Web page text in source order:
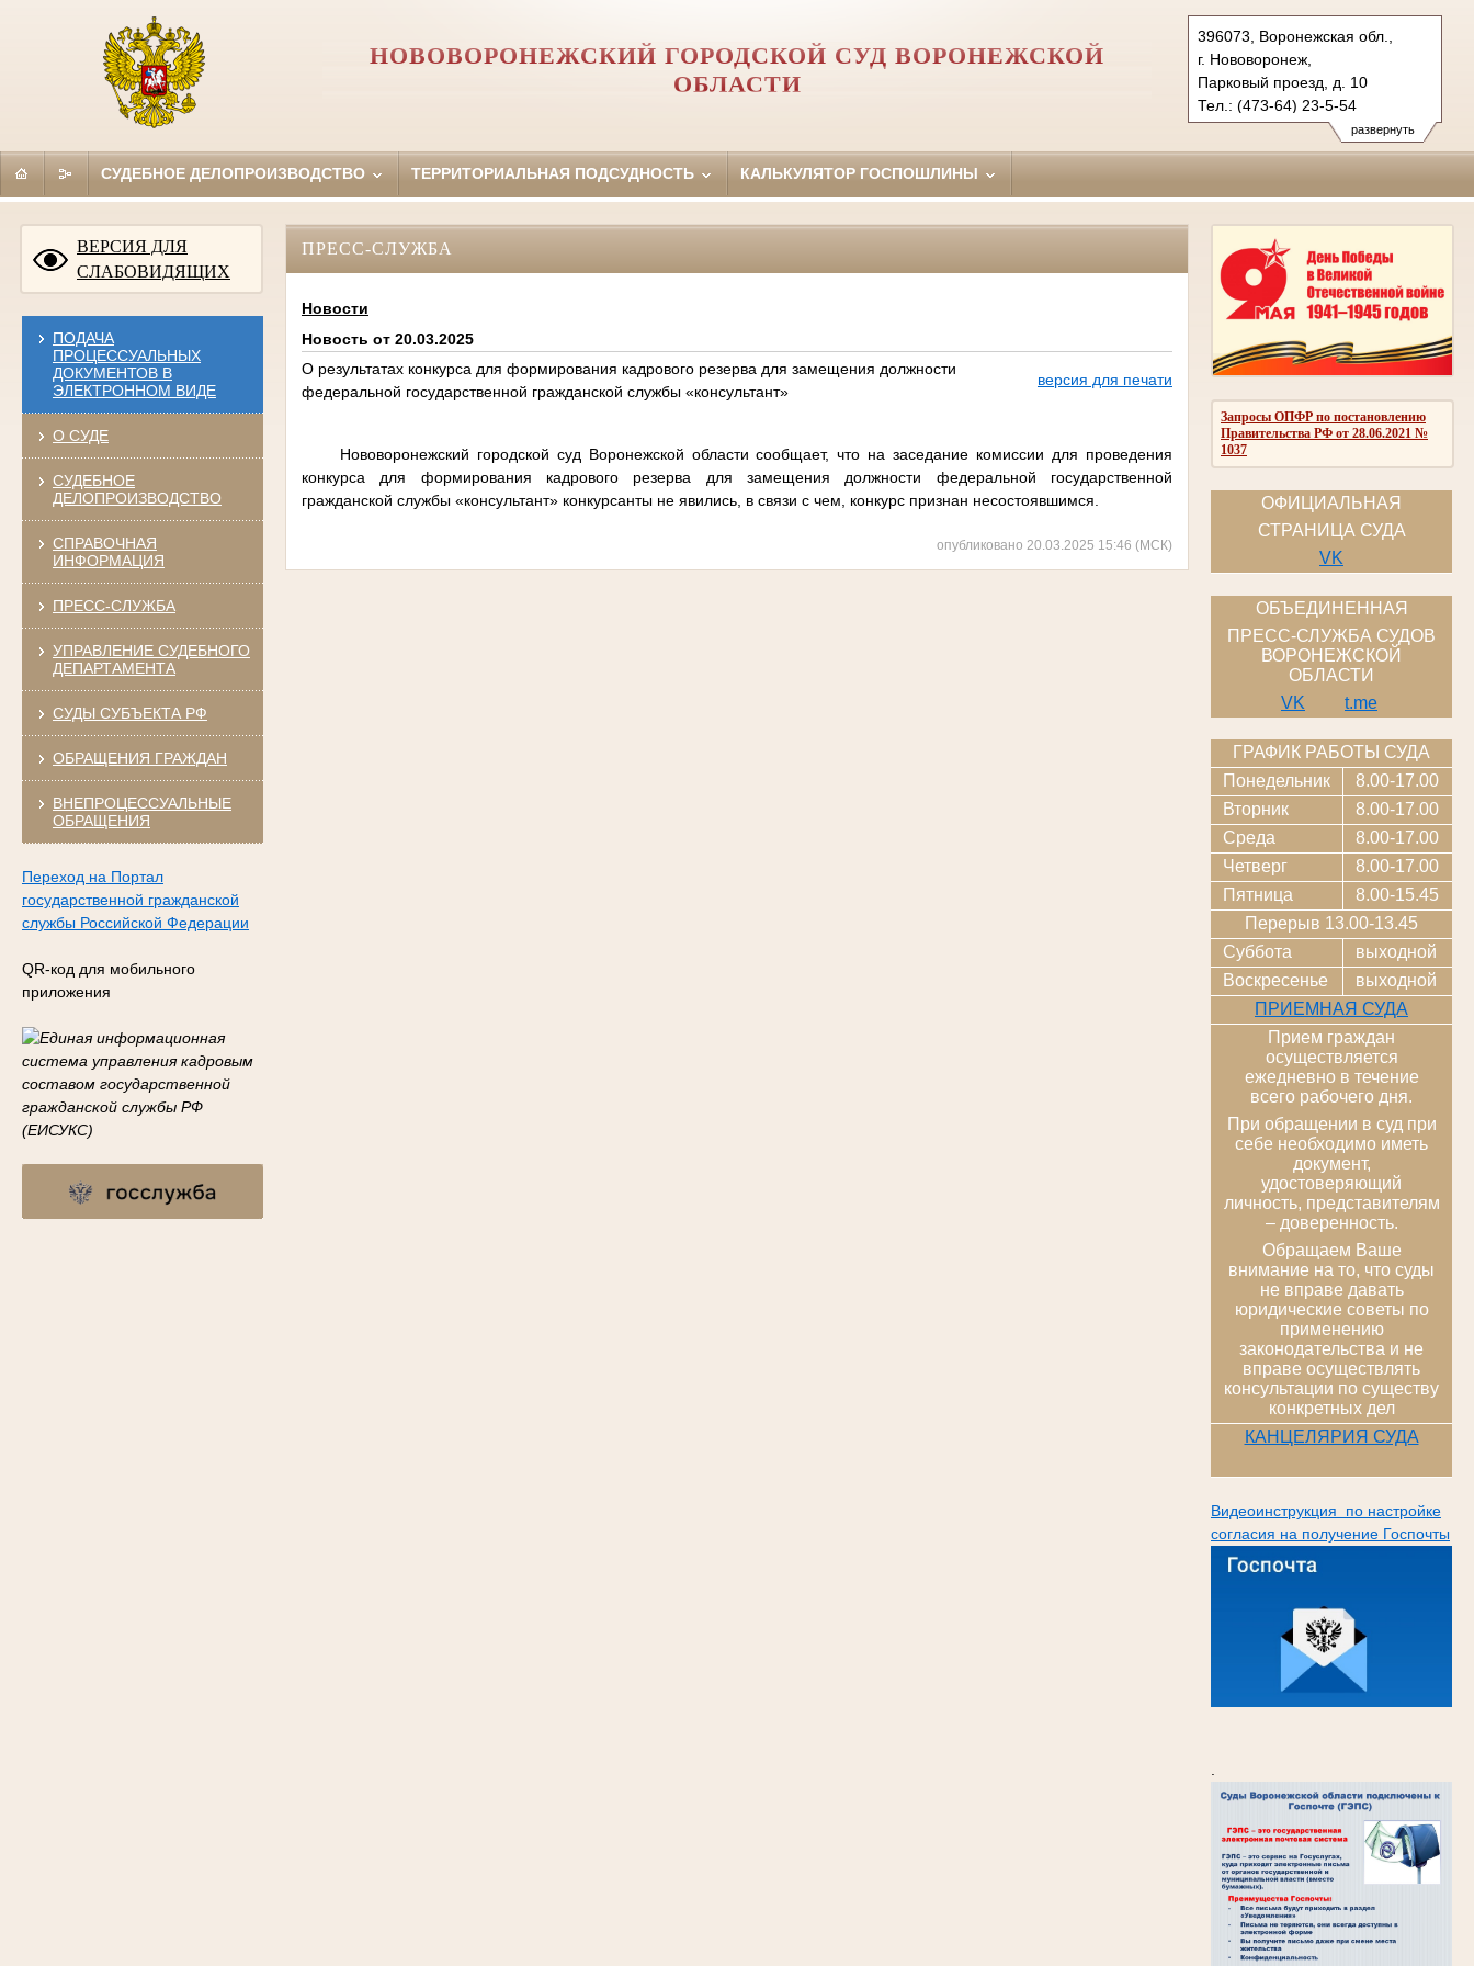
развернуть
396073, Воронежская обл.,
г. Нововоронеж,
Парковый проезд, д. 10
Тел.: (473-64) 23-5-54
novovoronezhsky.vrn@sudrf.ru
НОВОВОРОНЕЖСКИЙ ГОРОДСКОЙ СУД ВОРОНЕЖСКОЙ
ОБЛАСТИ
СУДЕБНОЕ ДЕЛОПРОИЗВОДСТВО ТЕРРИТОРИАЛЬНАЯ ПОДСУДНОСТЬ КАЛЬКУЛЯТОР ГОСПОШЛИНЫ
ВЕРСИЯ ДЛЯ
СЛАБОВИДЯЩИХ
ПОДАЧА
ПРОЦЕССУАЛЬНЫХ
ДОКУМЕНТОВ В
ЭЛЕКТРОННОМ ВИДЕ
О СУДЕ
СУДЕБНОЕ
ДЕЛОПРОИЗВОДСТВО
СПРАВОЧНАЯ
ИНФОРМАЦИЯ
ПРЕСС-СЛУЖБА
УПРАВЛЕНИЕ СУДЕБНОГО
ДЕПАРТАМЕНТА
СУДЫ СУБЪЕКТА РФ
ОБРАЩЕНИЯ ГРАЖДАН
ВНЕПРОЦЕССУАЛЬНЫЕ
ОБРАЩЕНИЯ
Переход на Портал
государственной гражданской
службы Российской Федерации
QR-код для мобильного
приложения
Запросы ОПФР по постановлению
Правительства РФ от 28.06.2021 №
1037
ОФИЦИАЛЬНАЯ
СТРАНИЦА СУДА
VK
ОБЪЕДИНЕННАЯ
ПРЕСС-СЛУЖБА СУДОВ
ВОРОНЕЖСКОЙ
ОБЛАСТИ
VK
t.me
ГРАФИК РАБОТЫ СУДА
Понедельник
8.00-17.00
Вторник
8.00-17.00
Среда
8.00-17.00
Четверг
8.00-17.00
Пятница
8.00-15.45
Перерыв 13.00-13.45
Суббота
выходной
Воскресенье
выходной
ПРИЕМНАЯ СУДА
Прием граждан
осуществляется
ежедневно в течение
всего рабочего дня.
При обращении в суд при
себе необходимо иметь
документ,
удостоверяющий
личность, представителям
– доверенность.
Обращаем Ваше
внимание на то, что суды
не вправе давать
юридические советы по
применению
законодательства и не
вправе осуществлять
консультации по существу
конкретных дел
КАНЦЕЛЯРИЯ СУДА
Видеоинструкция по настройке
согласия на получение Госпочты
ПРЕСС-СЛУЖБА
Новости
Новость от 20.03.2025
О результатах конкурса для формирования кадрового резерва для замещения должности
федеральной государственной гражданской службы «консультант»
версия для печати
Нововоронежский городской суд Воронежской области сообщает, что на заседание комиссии для проведения
конкурса для формирования кадрового резерва для замещения должности федеральной государственной
гражданской службы «консультант» конкурсанты не явились, в связи с чем, конкурс признан несостоявшимся.
опубликовано 20.03.2025 15:46 (МСК)